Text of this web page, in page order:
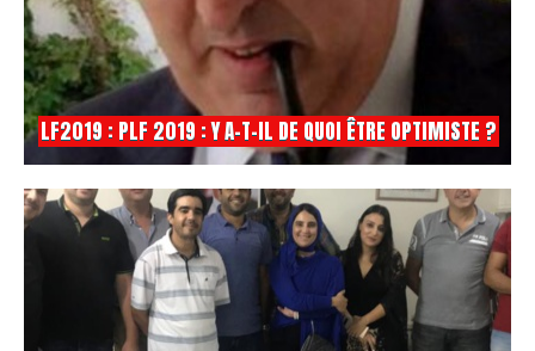
LF2019 : PLF 2019 : Y A-T-IL DE QUOI ÊTRE OPTIMISTE ?